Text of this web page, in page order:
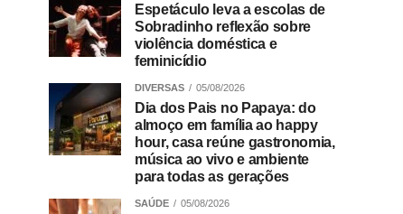
Espetáculo leva a escolas de
Sobradinho reflexão sobre
violência doméstica e
feminicídio
DIVERSAS 05/08/2026
Dia dos Pais no Papaya: do
almoço em família ao happy
hour, casa reúne gastronomia,
música ao vivo e ambiente
para todas as gerações
SAÚDE 05/08/2026